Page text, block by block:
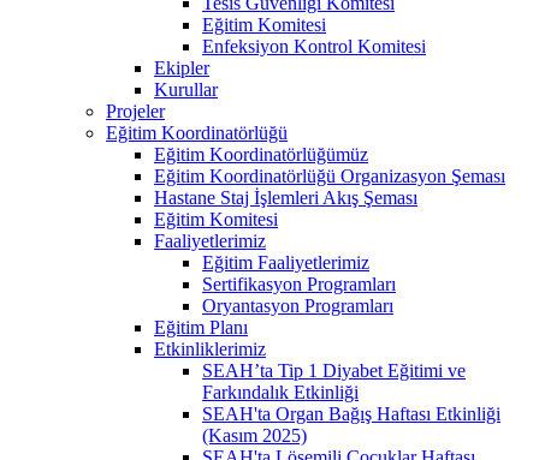
Eğitim Komitesi
Enfeksiyon Kontrol Komitesi
Ekipler
Kurullar
Projeler
Eğitim Koordinatörlüğü
Eğitim Koordinatörlüğümüz
Eğitim Koordinatörlüğü Organizasyon Şeması
Hastane Staj İşlemleri Akış Şeması
Eğitim Komitesi
Faaliyetlerimiz
Eğitim Faaliyetlerimiz
Sertifikasyon Programları
Oryantasyon Programları
Eğitim Planı
Etkinliklerimiz
SEAH’ta Tip 1 Diyabet Eğitimi ve
Farkındalık Etkinliği
SEAH'ta Organ Bağış Haftası Etkinliği
(Kasım 2025)